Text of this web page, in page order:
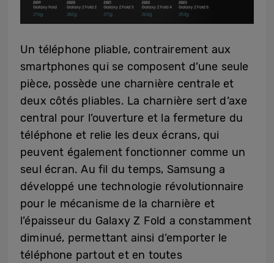
Un téléphone pliable, contrairement aux
smartphones qui se composent d’une seule
pièce, possède une charnière centrale et
deux côtés pliables. La charnière sert d’axe
central pour l’ouverture et la fermeture du
téléphone et relie les deux écrans, qui
peuvent également fonctionner comme un
seul écran. Au fil du temps, Samsung a
développé une technologie révolutionnaire
pour le mécanisme de la charnière et
l’épaisseur du Galaxy Z Fold a constamment
diminué, permettant ainsi d’emporter le
téléphone partout et en toutes